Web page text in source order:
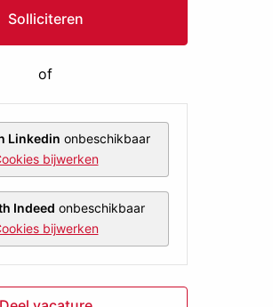
Solliciteren
of
Linkedin onbeschikbaar
bijwerken
Indeed onbeschikbaar
bijwerken